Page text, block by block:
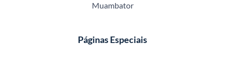
Muambator
Páginas Especiais